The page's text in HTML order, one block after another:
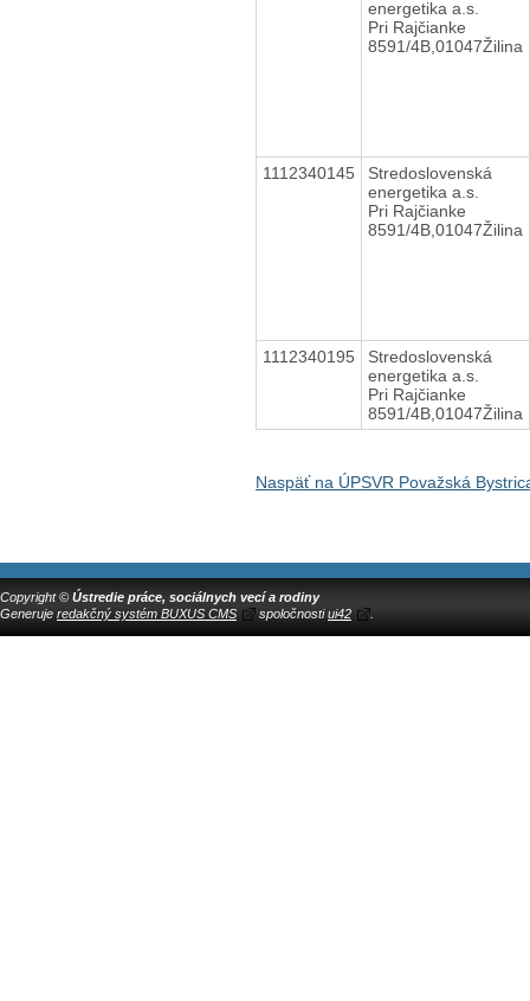
energetika a.s.
Pri Rajčianke
8591/4B,01047Žilina
1112340145
Stredoslovenská
energetika a.s.
Pri Rajčianke
8591/4B,01047Žilina
1112340195
Stredoslovenská
energetika a.s.
Pri Rajčianke
8591/4B,01047Žilina
Naspäť na ÚPSVR Považská
Copyright © Ústredie práce, sociálnych vecí a rodiny
Generuje redakčný systém BUXUS CMS spoločnostiui42